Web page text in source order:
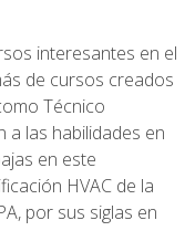
interesantes en el
de cursos creados
Técnico
a las habilidades en
en este
HVAC de la
por sus siglas en